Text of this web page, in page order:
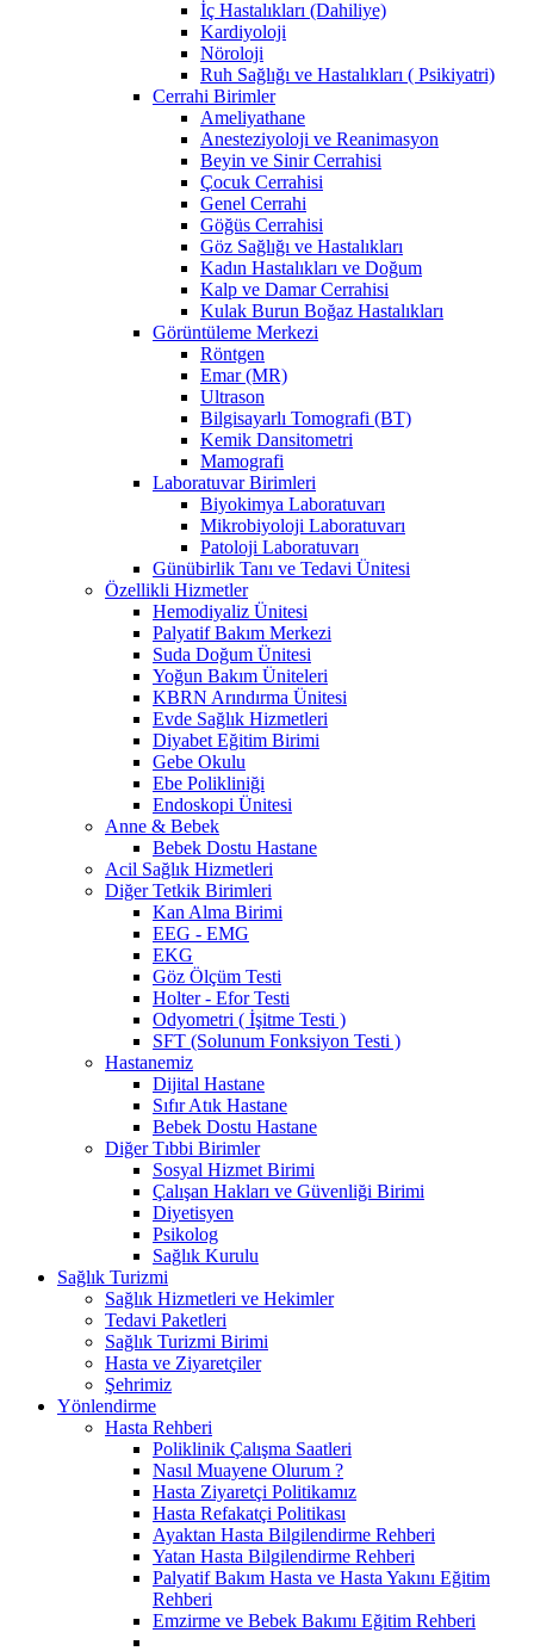
İç Hastalıkları (Dahiliye)
Kardiyoloji
Nöroloji
Ruh Sağlığı ve Hastalıkları ( Psikiyatri)
Cerrahi Birimler
Ameliyathane
Anesteziyoloji ve Reanimasyon
Beyin ve Sinir Cerrahisi
Çocuk Cerrahisi
Genel Cerrahi
Göğüs Cerrahisi
Göz Sağlığı ve Hastalıkları
Kadın Hastalıkları ve Doğum
Kalp ve Damar Cerrahisi
Kulak Burun Boğaz Hastalıkları
Görüntüleme Merkezi
Röntgen
Emar (MR)
Ultrason
Bilgisayarlı Tomografi (BT)
Kemik Dansitometri
Mamografi
Laboratuvar Birimleri
Biyokimya Laboratuvarı
Mikrobiyoloji Laboratuvarı
Patoloji Laboratuvarı
Günübirlik Tanı ve Tedavi Ünitesi
Özellikli Hizmetler
Hemodiyaliz Ünitesi
Palyatif Bakım Merkezi
Suda Doğum Ünitesi
Yoğun Bakım Üniteleri
KBRN Arındırma Ünitesi
Evde Sağlık Hizmetleri
Diyabet Eğitim Birimi
Gebe Okulu
Ebe Polikliniği
Endoskopi Ünitesi
Anne & Bebek
Bebek Dostu Hastane
Acil Sağlık Hizmetleri
Diğer Tetkik Birimleri
Kan Alma Birimi
EEG - EMG
EKG
Göz Ölçüm Testi
Holter - Efor Testi
Odyometri ( İşitme Testi )
SFT (Solunum Fonksiyon Testi )
Hastanemiz
Dijital Hastane
Sıfır Atık Hastane
Bebek Dostu Hastane
Diğer Tıbbi Birimler
Sosyal Hizmet Birimi
Çalışan Hakları ve Güvenliği Birimi
Diyetisyen
Psikolog
Sağlık Kurulu
Sağlık Turizmi
Sağlık Hizmetleri ve Hekimler
Tedavi Paketleri
Sağlık Turizmi Birimi
Hasta ve Ziyaretçiler
Şehrimiz
Yönlendirme
Hasta Rehberi
Poliklinik Çalışma Saatleri
Nasıl Muayene Olurum ?
Hasta Ziyaretçi Politikamız
Hasta Refakatçi Politikası
Ayaktan Hasta Bilgilendirme Rehberi
Yatan Hasta Bilgilendirme Rehberi
Palyatif Bakım Hasta ve Hasta Yakını Eğitim
Rehberi
Emzirme ve Bebek Bakımı Eğitim Rehberi